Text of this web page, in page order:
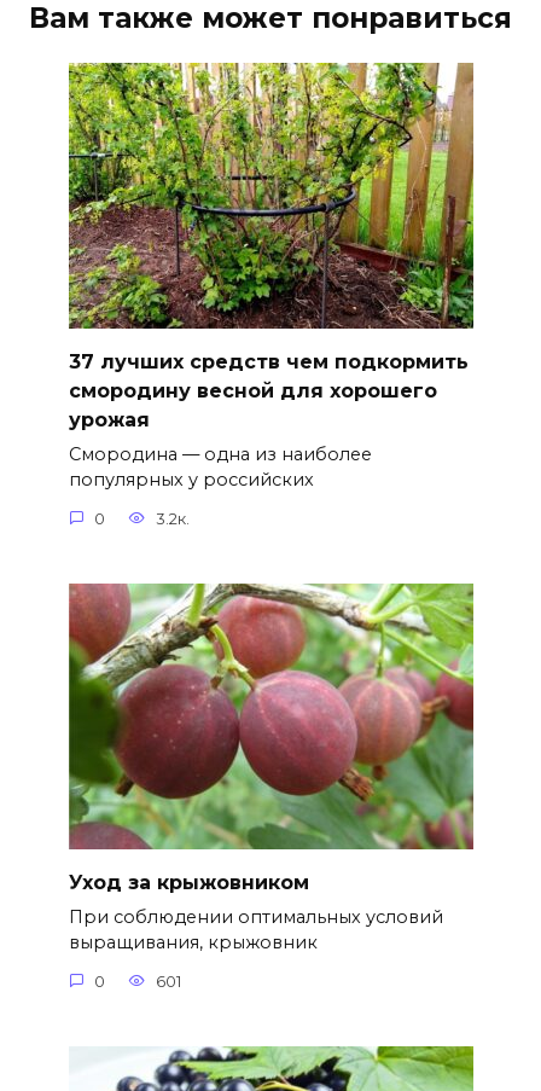
Вам также может понравиться
37 лучших средств чем подкормить
смородину весной для хорошего
урожая
Смородина — одна из наиболее
популярных у российских
0 3.2к.
Уход за крыжовником
При соблюдении оптимальных условий
выращивания, крыжовник
0 601